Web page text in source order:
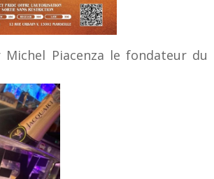
Piacenza le fondateur du